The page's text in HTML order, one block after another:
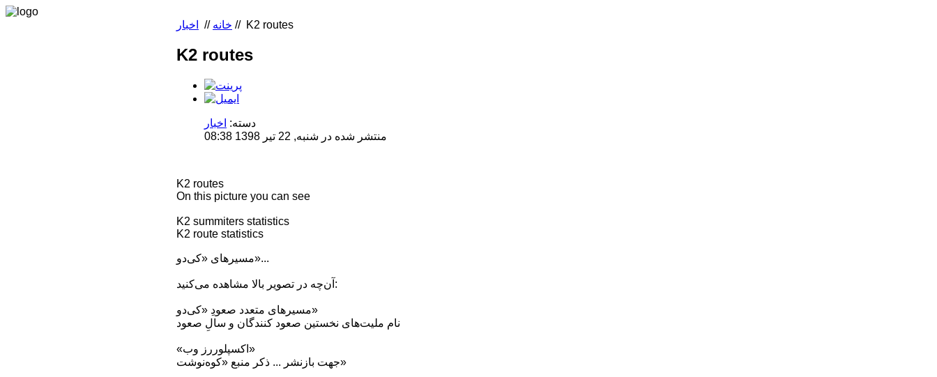
خانه // اخبار // K2 routes
K2 routes
دسته: اخبار
منتشر شده در شنبه, 22 تیر 1398 08:38
K2 routes
On this picture you can see
K2 summiters statistics
K2 route statistics
مسیرهای «کی‌دو»...
آن‌چه در تصویر بالا مشاهده می‌کنید:
مسیرهای متعدد صعودِ «کی‌دو»
نام ملیت‌های نخستین صعود کنندگان و سالِ صعود
«اکسپلوررز وب»
جهت بازنشر ... ذکر منبع «کوه‌نوشت»